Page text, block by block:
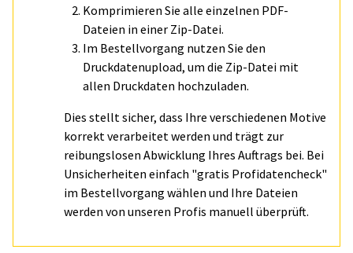
Komprimieren Sie alle einzelnen PDF-
Dateien in einer Zip-Datei.
Im Bestellvorgang nutzen Sie den
Druckdatenupload, um die Zip-Datei mit
allen Druckdaten hochzuladen.
Dies stellt sicher, dass Ihre verschiedenen Motive
korrekt verarbeitet werden und trägt zur
reibungslosen Abwicklung Ihres Auftrags bei. Bei
Unsicherheiten einfach "gratis Profidatencheck"
im Bestellvorgang wählen und Ihre Dateien
werden von unseren Profis manuell überprüft.